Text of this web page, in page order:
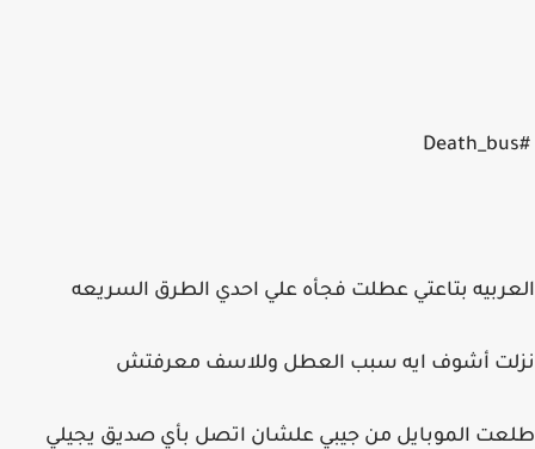
#Death_bus
العربيه بتاعتي عطلت فجأه علي احدي الطرق السريعه
نزلت أشوف ايه سبب العطل وللاسف معرفتش
طلعت الموبايل من جيبي علشان اتصل بأي صديق يجيلي